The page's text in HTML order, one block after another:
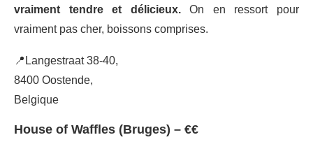
vraiment tendre et délicieux.On en ressort pour
vraiment pas cher, boissons comprises.
📍Langestraat 38-40,
8400 Oostende,
Belgique
House of Waffles (Bruges) – €€